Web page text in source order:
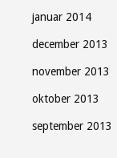
januar 2014
december 2013
november 2013
oktober 2013
september 2013